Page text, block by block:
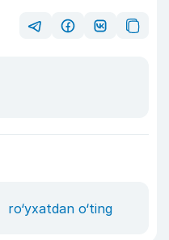
ro‘yxatdan o‘ting